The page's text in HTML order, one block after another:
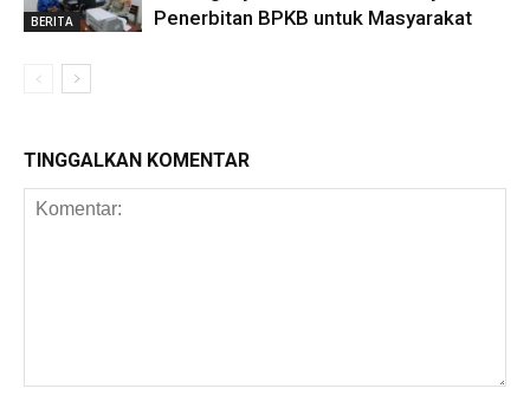
BERITA
Penerbitan BPKB untuk Masyarakat
TINGGALKAN KOMENTAR